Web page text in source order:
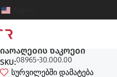
იარაღების ნაკრები
SKU:08965-30.000.00
სურვილებში დამატება